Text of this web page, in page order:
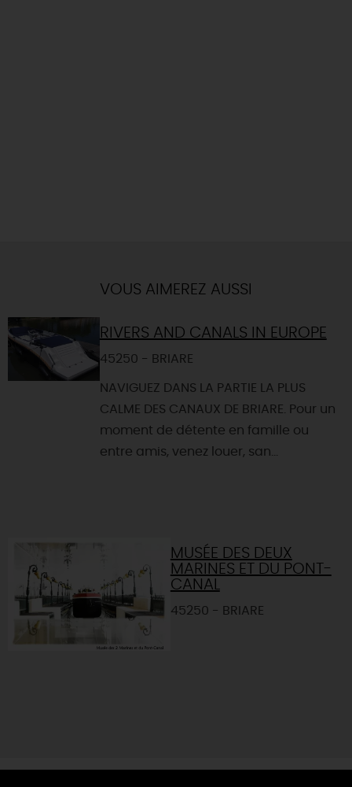
VOUS AIMEREZ AUSSI
RIVERS AND CANALS IN EUROPE
45250 - BRIARE
NAVIGUEZ DANS LA PARTIE LA PLUS
CALME DES CANAUX DE BRIARE. Pour un
moment de détente en famille ou
entre amis, venez louer, san...
MUSÉE DES DEUX
MARINES ET DU PONT-
CANAL
45250 - BRIARE